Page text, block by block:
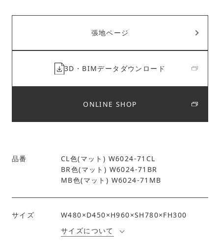
張地ページ
3D・BIMデータダウンロード
ONLINE SHOP
品番
CL色(マット) W6024-71CL
BR色(マット) W6024-71BR
MB色(マット) W6024-71MB
サイズ
W480×D450×H960×SH780×FH300
サイズについて